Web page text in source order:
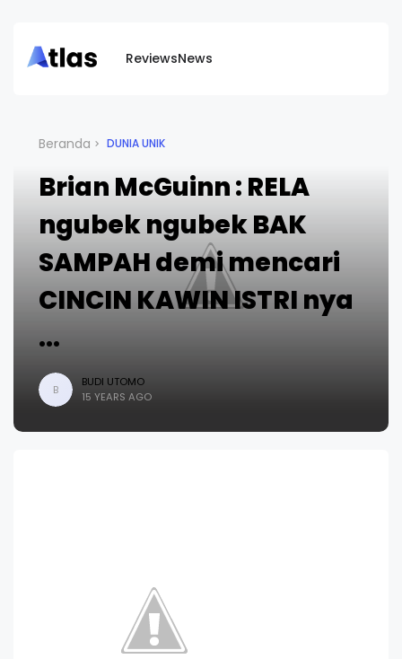
ReviewsNews
Beranda DUNIA UNIK
Brian McGuinn : RELA
ngubek ngubek BAK
SAMPAH demi mencari
CINCIN KAWIN ISTRI nya
...
B
BUDI UTOMO
15 YEARS AGO